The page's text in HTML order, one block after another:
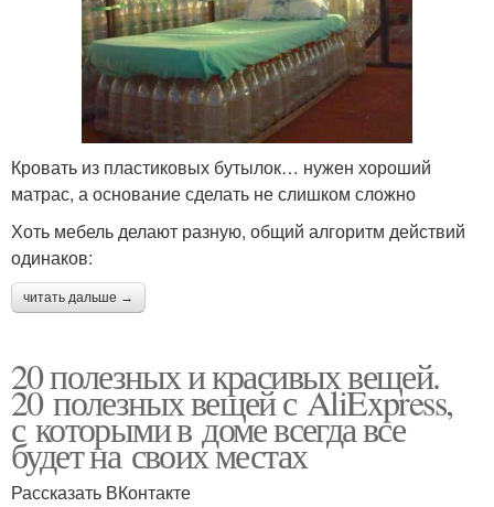
Кровать из пластиковых бутылок… нужен хороший
матрас, а основание сделать не слишком сложно
Хоть мебель делают разную, общий алгоритм действий
одинаков:
читать дальше →
20 полезных и красивых вещей.
20 полезных вещей с AliExpress,
с которыми в доме всегда все
будет на своих местах
Рассказать ВКонтакте